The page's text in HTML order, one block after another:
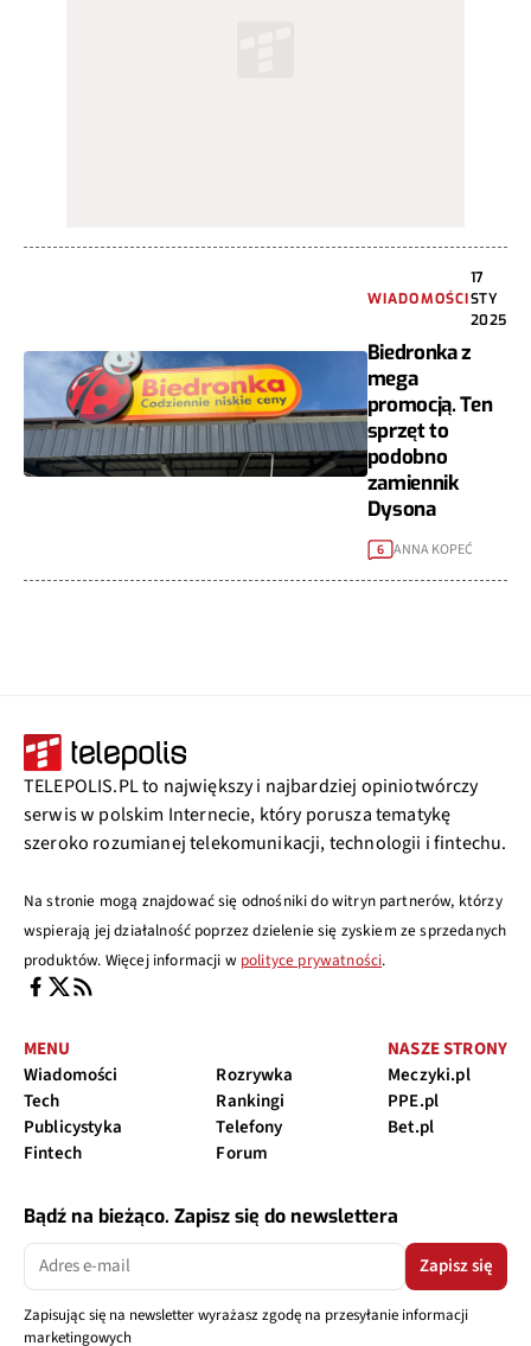
WIADOMOŚCI
17
STY
2025
Biedronka z
mega
promocją. Ten
sprzęt to
podobno
zamiennik
Dysona
6 ANNA KOPEĆ
TELEPOLIS.PL to największy i najbardziej opiniotwórczy
serwis w polskim Internecie, który porusza tematykę
szeroko rozumianej telekomunikacji, technologii i fintechu.
Na stronie mogą znajdować się odnośniki do witryn partnerów, którzy
wspierają jej działalność poprzez dzielenie się zyskiem ze sprzedanych
produktów. Więcej informacji w polityce prywatności.
MENU
Wiadomości
Tech
Publicystyka
Fintech
Rozrywka
Rankingi
Telefony
Forum
NASZE STRONY
Meczyki.pl
PPE.pl
Bet.pl
Bądź na bieżąco. Zapisz się do newslettera
Zapisz się
Zapisując się na newsletter wyrażasz zgodę na przesyłanie informacji
marketingowych